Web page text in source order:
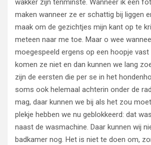
wakker zijn tenminste. Wanneer ik een
maken wanneer ze er schattig bij liggen
maak om de gezichtjes mijn kant op te
meteen naar me toe. Maar o wee
moegespeeld ergens op een hoopje vast
komen ze niet en dan kunnen we lang
zijn de eersten die per se in het
soms ook helemaal achterin onder de
mag, daar kunnen we bij als het zou
plekje hebben we nu geblokkeerd: dat
naast de wasmachine. Daar kunnen wij
badkamer nog. Het is niet te doen om,